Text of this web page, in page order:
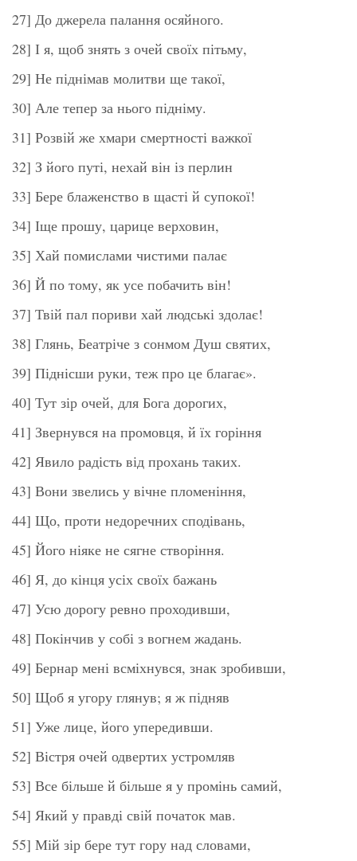
27] До джерела палання осяйного.
28] І я, щоб знять з очей своїх пітьму,
29] Не піднімав молитви ще такої,
30] Але тепер за нього підніму.
31] Розвій же хмари смертності важкої
32] З його путі, нехай він із перлин
33] Бере блаженство в щасті й супокої!
34] Іще прошу, царице верховин,
35] Хай помислами чистими палає
36] Й по тому, як усе побачить він!
37] Твій пал пориви хай людські здолає!
38] Глянь, Беатріче з сонмом Душ святих,
39] Піднісши руки, теж про це благає».
40] Тут зір очей, для Бога дорогих,
41] Звернувся на промовця, й їх горіння
42] Явило радість від прохань таких.
43] Вони звелись у вічне пломеніння,
44] Що, проти недоречних сподівань,
45] Його ніяке не сягне створіння.
46] Я, до кінця усіх своїх бажань
47] Усю дорогу ревно проходивши,
48] Покінчив у собі з вогнем жадань.
49] Бернар мені всміхнувся, знак зробивши,
50] Щоб я угору глянув; я ж підняв
51] Уже лице, його упередивши.
52] Вістря очей одвертих устромляв
53] Все більше й більше я у промінь самий,
54] Який у правді свій початок мав.
55] Мій зір бере тут гору над словами,